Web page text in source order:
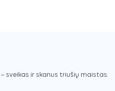
– sveikas ir skanus triušių maistas.